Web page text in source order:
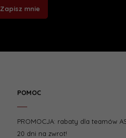
Zapisz mnie
POMOC
PROMOCJA: rabaty dla teamów
20 dni na zwrot!